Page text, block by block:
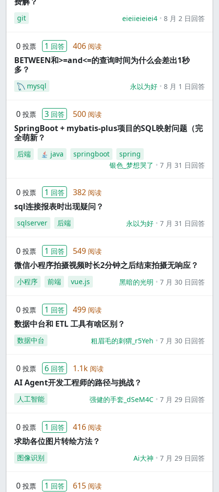
git eieiieieiei4 8 月 2 日回答
0 投票 1 回答 406 阅读
BETWEEN和>=and<=的查询时间为什么会差出1秒
多？
mysql 永以为好 8 月 1 日回答
0 投票 3 回答 500 阅读
SpringBoot + mybatis-plus项目的SQL映射问题（完
全萌新？
后端 java springboot
spring
银色_梦想哭了
7 月 31 日回答
0 投票 1 回答 382 阅读
sql连接报表时出现疑问？
sqlserver 后端 永以为好 7 月 31 日回答
0 投票 1 回答 549 阅读
微信小程序拍摄视频时长2分钟之后结束拍摄无响应？
小程序 前端 vue.js 黑暗的光明 7 月 30 日回答
0 投票 1 回答 499 阅读
数据中台和 ETL 工具有啥区别？
数据中台 粗眉毛的刺猬_r5Yeh 7 月 30 日回答
0 投票 6 回答 1.1k 阅读
AI Agent开发工程师的路径与挑战？
人工智能 强健的手套_dSeM4C 7 月 29 日回答
0 投票 1 回答 416 阅读
求助各位图片转绘方法？
图像识别 Ai大神 7 月 29 日回答
0 投票 1 回答 615 阅读